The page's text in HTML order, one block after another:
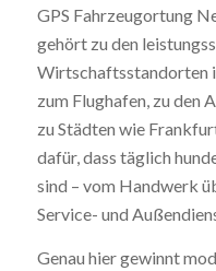
GPS Fahrzeugortung
gehört zu den
Wirtschaftsstandorten
zum Flughafen, zu den
zu Städten wie
dafür, dass täglich
sind – vom Handwerk
Service- und
Genau hier gewinnt